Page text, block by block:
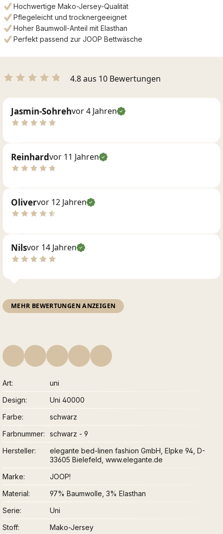
Hochwertige Mako-Jersey-Qualität
Pflegeleicht und trocknergeeignet
Hoher Baumwoll-Anteil mit Elasthan
Perfekt passend zur JOOP Bettwäsche
4.8 aus 10 Bewertungen
Jasmin-Sohrehvor 4 Jahren
Reinhardvor 11 Jahren
Olivervor 12 Jahren
Nilsvor 14 Jahren
MEHR BEWERTUNGEN ANZEIGEN
Art
uni
Design
Uni 40000
Farbe
schwarz
Farbnummer
schwarz - 9
Hersteller
elegante bed-linen fashion GmbH, Elpke 94, D-
33605 Bielefeld, www.elegante.de
Marke
JOOP!
Material
97% Baumwolle, 3% Elasthan
Serie
Uni
Stoff
Mako-Jersey